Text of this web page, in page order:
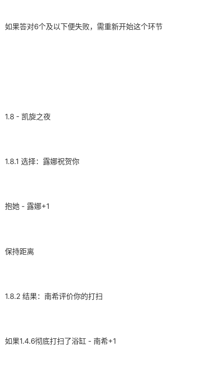
如果答对6个及以下便失败，需重新开始这个环节
1.8 - 凯旋之夜
1.8.1 选择：露娜祝贺你
抱她 - 露娜+1
保持距离
1.8.2 结果：南希评价你的打扫
如果1.4.6彻底打扫了浴缸 - 南希+1